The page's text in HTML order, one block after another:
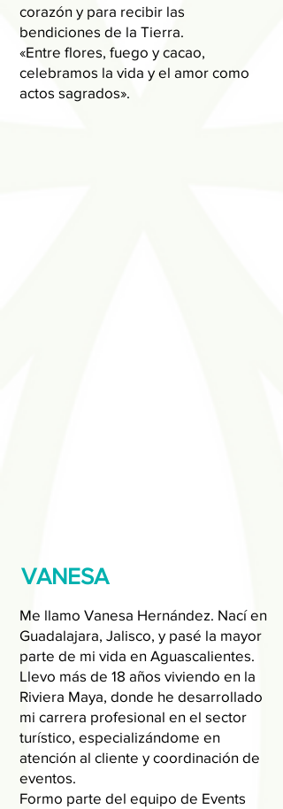
corazón y para recibir las
bendiciones de la Tierra.
«Entre flores, fuego y cacao,
celebramos la vida y el amor como
actos sagrados».
VANESA
Me llamo Vanesa Hernández. Nací en
Guadalajara, Jalisco, y pasé la mayor
parte de mi vida en Aguascalientes.
Llevo más de 18 años viviendo en la
Riviera Maya, donde he desarrollado
mi carrera profesional en el sector
turístico, especializándome en
atención al cliente y coordinación de
eventos.
Formo parte del equipo de Events